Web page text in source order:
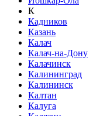
К
Кадников
Казань
Калач
Калач-на-Дону
Калачинск
Калининград
Калининск
Калтан
Калуга